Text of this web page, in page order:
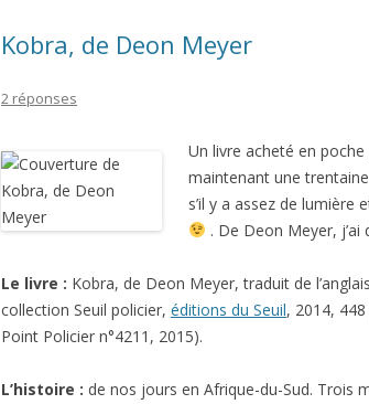
Kobra, de Deon Meyer
2 réponses
Un livre acheté en poche
maintenant une
s’il y a assez de lumière
. De Deon Meyer, j’ai
Le livre : Kobra, de Deon Meyer, traduit de
collection Seuil policier, éditions du Seuil, 2014,
Point Policier n°4211, 2015).
L’histoire : de nos jours en Afrique-du-Sud. Trois